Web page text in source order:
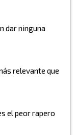
dar ninguna
relevante que
el peor rapero